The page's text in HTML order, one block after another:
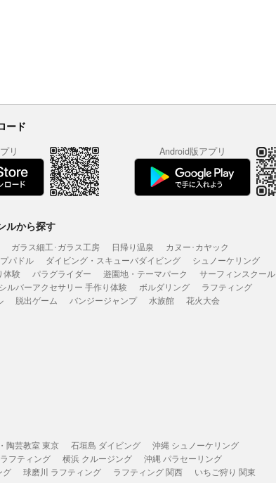
ード
リ Android版アプリ
ルから探す
ガラス細工･ガラス工房 日帰り温泉
カヌー･カヤック
パドル
ダイビング・スキューバダイビング
シュノーケリング
体験
パラグライダー 遊園地・テーマパーク
サーフィンスクール
シルバーアクセサリー 手作り体験 ボルダリング
ラフティング
脱出ゲーム バンジージャンプ 水族館 花火大会
陶芸教室 東京 石垣島 ダイビング
沖縄 シュノーケリング
フティング 横浜 クルージング
沖縄 パラセーリング
グ 球磨川 ラフティング ラフティング 関西
いちご狩り 関東